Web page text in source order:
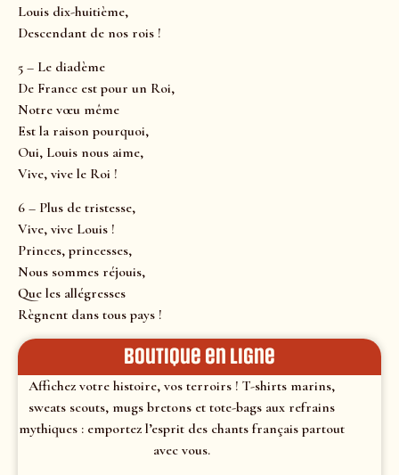
Louis dix-huitième,
Descendant de nos rois !
5 – Le diadème
De France est pour un Roi,
Notre vœu même
Est la raison pourquoi,
Oui, Louis nous aime,
Vive, vive le Roi !
6 – Plus de tristesse,
Vive, vive Louis !
Princes, princesses,
Nous sommes réjouis,
Que les allégresses
Règnent dans tous pays !
Boutique en ligne
Affichez votre histoire, vos terroirs ! T-shirts marins,
sweats scouts, mugs bretons et tote-bags aux refrains
mythiques : emportez l’esprit des chants français partout
avec vous.